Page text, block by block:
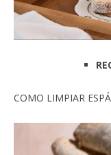
COMO LIMPIAR